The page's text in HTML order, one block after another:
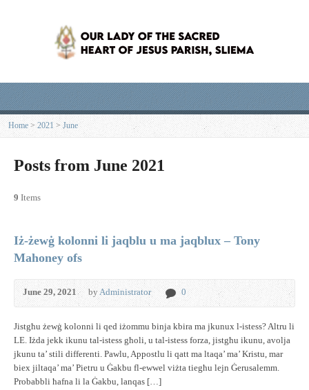
Home >2021 >June
Posts from June 2021
9 Items
Iż-żewġ kolonni li jaqblu u ma jaqblux – Tony
Mahoney ofs
June 29, 2021 byAdministrator 0
Jistgħu żewġ kolonni li qed iżommu binja kbira ma jkunux l-istess? Altru li
LE. Iżda jekk ikunu tal-istess għoli, u tal-istess forza, jistgħu ikunu, avolja
jkunu ta’ stili differenti. Pawlu, Appostlu li qatt ma ltaqa’ ma’ Kristu, mar
biex jiltaqa’ ma’ Pietru u Ġakbu fl-ewwel viżta tiegħu lejn Ġerusalemm.
Probabbli ħafna li la Ġakbu, lanqas […]